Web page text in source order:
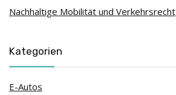
Nachhaltige Mobilität und Verkehrsrecht
Kategorien
E-Autos